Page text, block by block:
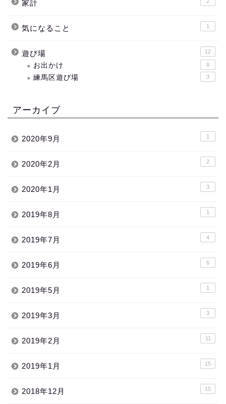
家計
気になること 1
遊び場 12
お出かけ 8
練馬区遊び場 3
アーカイブ
2020年9月 1
2020年2月 2
2020年1月 3
2019年8月 1
2019年7月 4
2019年6月 6
2019年5月 1
2019年3月 3
2019年2月 11
2019年1月 15
2018年12月 15